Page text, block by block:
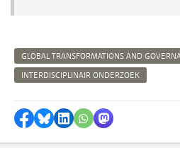
GLOBAL TRANSFORMATIONS AND
INTERDISCIPLINAIR ONDERZOEK
Delen op Facebook
Delen via Bluesky
Delen op LinkedIn
Delen via WhatsApp
Delen via